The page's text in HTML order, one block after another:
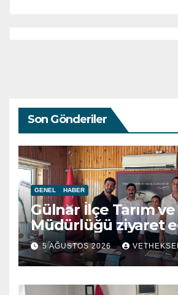
Son Gönderiler
GENEL HABER
Gülnar İlçe Tarım
Müdürlüğü ziyaret
5 AĞUSTOS 2026